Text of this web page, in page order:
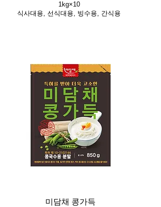
1kg×10
식사대용, 선식대용, 빙수용, 간식용
미담채 콩가득